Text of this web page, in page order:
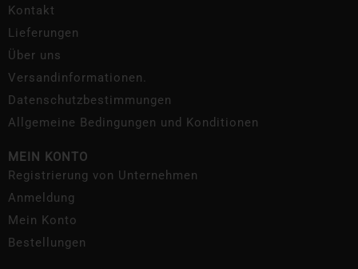
Kontakt
Lieferungen
Über uns
Versandinformationen.
Datenschutzbestimmungen
Allgemeine Bedingungen und Konditionen
MEIN KONTO
Registrierung von Unternehmen
Anmeldung
Mein Konto
Bestellungen